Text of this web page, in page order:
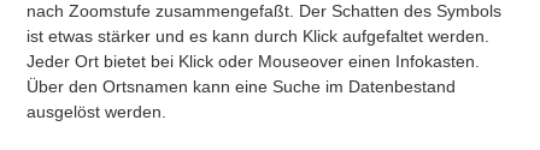
nach Zoomstufe zusammengefaßt. Der Schatten des Symbols
ist etwas stärker und es kann durch Klick aufgefaltet werden.
Jeder Ort bietet bei Klick oder Mouseover einen Infokasten.
Über den Ortsnamen kann eine Suche im Datenbestand
ausgelöst werden.